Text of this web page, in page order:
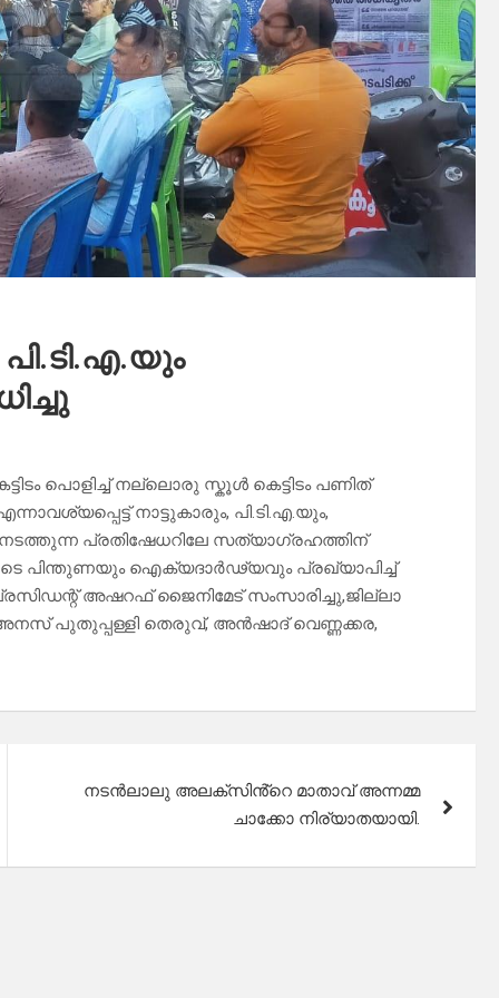
പൊളിച്ച് നല്ലൊരു സ്കൂൾ കെട്ടിടം പണിത്
നാട്ടുകാരും, പി.ടി.എ.യും,
നടത്തുന്ന പ്രതിഷേധറിലേ സത്യാഗ്രഹത്തിന്
പിന്തുണയും ഐക്യദാർഢ്യവും പ്രഖ്യാപിച്ച്
അഷറഫ് ജൈനിമേട് സംസാരിച്ചു,ജില്ലാ
അനസ് പുതുപ്പള്ളി തെരുവ്, അൻഷാദ് വെണ്ണക്കര,
നടൻലാലു അലക്സിൻ്റെ മാതാവ് അന്നമ്മ
ചാക്കോ നിര്യാതയായി.